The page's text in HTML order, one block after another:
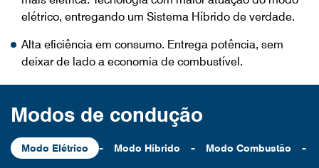
elétrico, entregando um Sistema Híbrido de verdade.
Alta eficiência em consumo. Entrega potência, sem
deixar de lado a economia de combustível.
Modos de condução
Modo Elétrico - Modo Híbrido - Modo Combustão -